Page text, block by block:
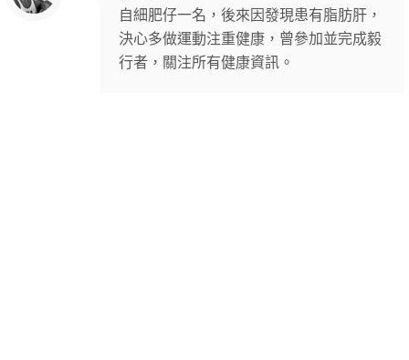
自細肥仔一名，後來因發現患有脂肪肝，
決心多做運動注重健康，曾參加並完成毅
行者，關注所有健康資訊。